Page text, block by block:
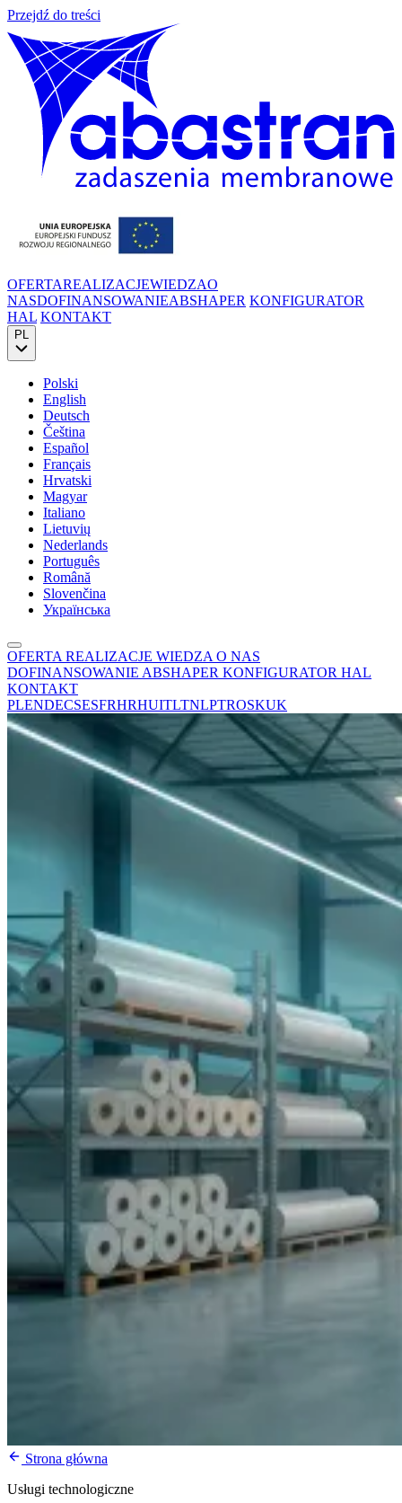
Przejdź do treści
OFERTAREALIZACJEWIEDZAO
NASDOFINANSOWANIEABSHAPER KONFIGURATOR
HAL KONTAKT
PL
Polski
English
Deutsch
Čeština
Español
Français
Hrvatski
Magyar
Italiano
Lietuvių
Nederlands
Português
Română
Slovenčina
Українська
OFERTA REALIZACJE WIEDZA O NAS
DOFINANSOWANIE ABSHAPER KONFIGURATOR HAL
KONTAKT
PLENDECSESFRHRHUITLTNLPTROSKUK
Strona główna
Usługi technologiczne